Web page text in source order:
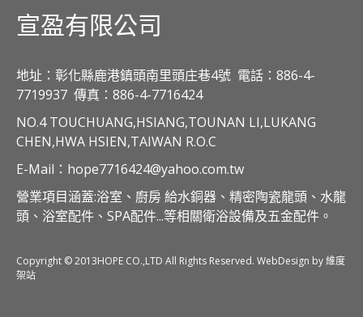
宣盈有限公司
地址：彰化縣鹿港鎮頭南里頭庄巷4號 電話：886-4-
7719937 傳真：886-4-7716424
NO.4 TOUCHUANG,HSIANG,TOUNAN LI,LUKANG
CHEN,HWA HSIEN,TAIWAN R.O.C
E-Mail：hope7716424@yahoo.com.tw
營業項目涵蓋:浴室、廚房 給水銅器、精密陶瓷龍頭、水龍
頭、浴室配件、SPA配件...等相關衛浴設備及五金配件。
Copyright © 2013HOPE CO.,LTD All Rights Reserved. WebDesign by 維度
架站